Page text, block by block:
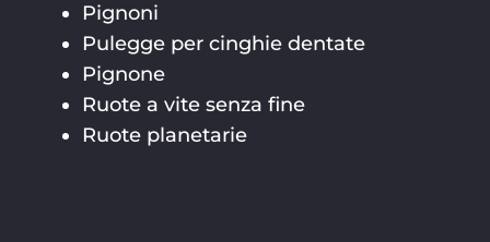
Pignoni
Pulegge per cinghie dentate
Pignone
Ruote a vite senza fine
Ruote planetarie